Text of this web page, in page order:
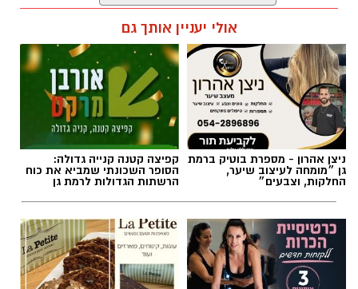
נעצר חשוד באיומים על חייו של מפקד תחנת
משטרת רמת גן-בני ברק
רמת גן מכניסה: העסקה המדוברת של עולם
הנדל״ן סביב הפרויקט החדש ברמת גן
תגים:איציק בונצל, יואב סגלוביץ'
אולי יעניין אותך גם
ניצן אהרון - מספרת בוטיק ברמת
גן ״מומחה לעיצוב שיער,
החלקות, וצבעים״
קפיצה קטנה קנייה גדולה:
הסופר השכונתי שמביא את כוח
הרשתות הגדולות לרמת גן